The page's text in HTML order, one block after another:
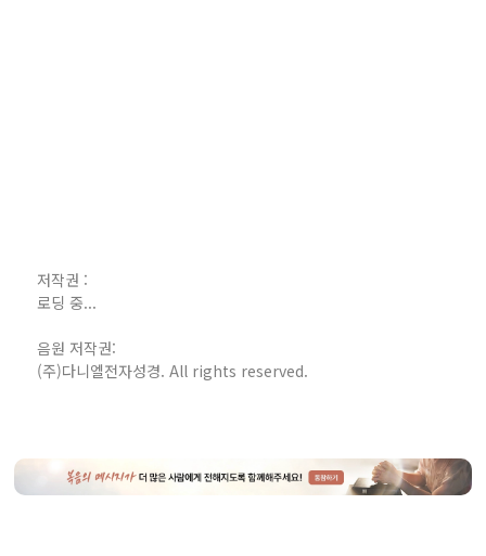
저작권 :
로딩 중...
음원 저작권:
(주)다니엘전자성경. All rights reserved.